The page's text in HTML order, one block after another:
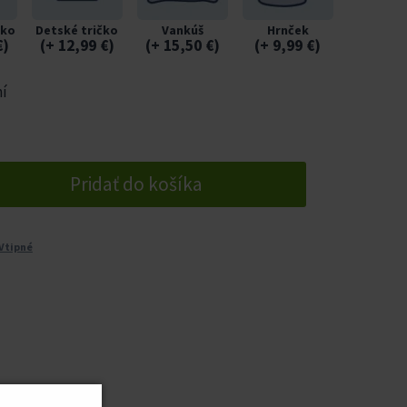
)
Detské tričko
(+ 12,99 €)
Vankúš
(+ 15,50 €)
Hrnček
(+ 9,99 €)
Pridať do košíka